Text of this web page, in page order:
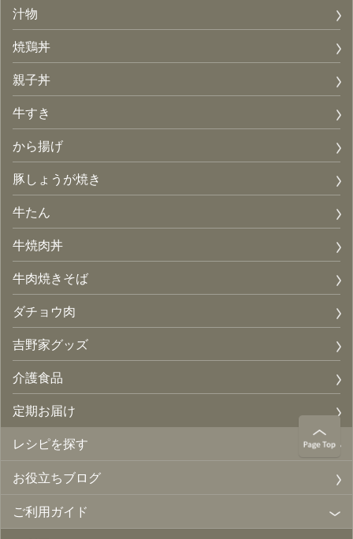
汁物
焼鶏丼
親子丼
牛すき
から揚げ
豚しょうが焼き
牛たん
牛焼肉丼
牛肉焼きそば
ダチョウ肉
吉野家グッズ
介護食品
定期お届け
レシピを探す
お役立ちブログ
ご利用ガイド